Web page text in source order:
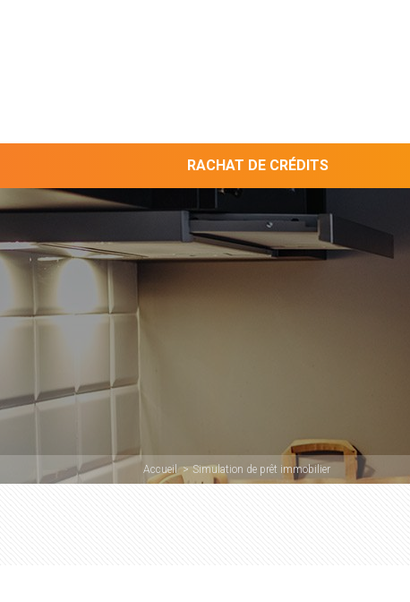
RACHAT DE CRÉDITS
Accueil Simulation de prêt immobilier